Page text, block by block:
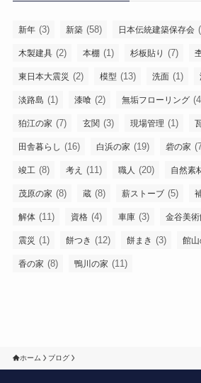
新年 (3) 新築 (58) 日本伝統建築保存会
木製建具 (2) 本棚 (1) 杉板貼り (7)
東日本大震災 (2) 模型 (13) 洗面 (1)
淡路島 (1) 漆喰 (2) 無垢フローリング
狛江の家 (7) 玄関 (3) 現場管理 (1)
田舎暮らし (16) 白浜の家 (19) 砦の家
竣工 (8) 考え (11) 職人 (20) 自然素
茂原の家 (8) 蔵 (8) 薪ストーブ (5)
解体 (11) 資格 (4) 車庫 (3) 金谷美
震災 (1) 餅つき (12) 餅まき (3) 館
香の家 (8) 鴨川の家 (11)
ホーム ブログ